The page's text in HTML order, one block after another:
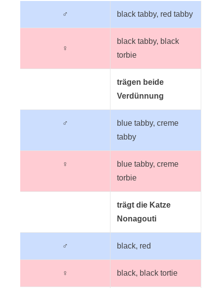
♂ black tabby, red tabby
♀
black tabby, black
torbie
trägen beide
Verdünnung
♂
blue tabby, creme
tabby
♀
blue tabby, creme
torbie
trägt die Katze
Nonagouti
♂ black, red
♀ black, black tortie